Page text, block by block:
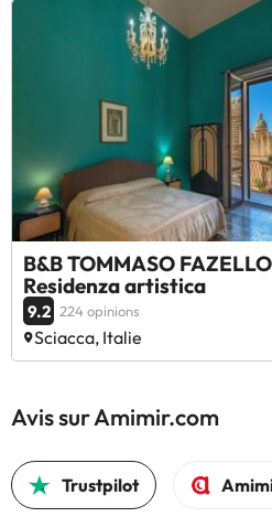
B&B TOMMASO
Residenza artistica
9.2 224 opinions
Sciacca, Italie
Avis sur Amimir.com
Trustpilot